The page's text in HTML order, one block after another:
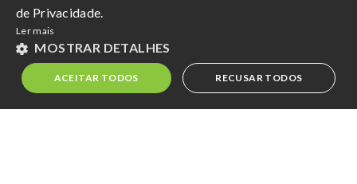
de Privacidade.
Ler mais
MOSTRAR DETALHES
ACEITAR TODOS RECUSAR TODOS